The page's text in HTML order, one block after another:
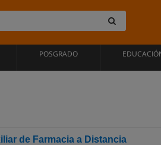
POSGRADO
de Farmacia a Distancia